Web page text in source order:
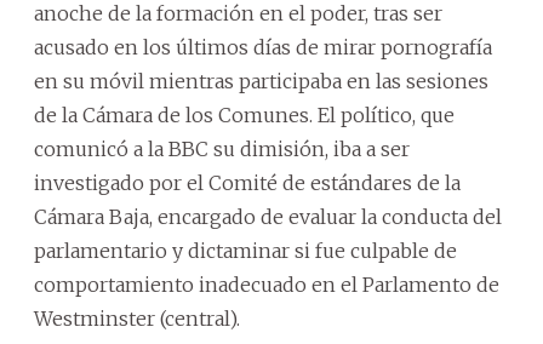
anoche de la formación en el poder, tras ser
acusado en los últimos días de mirar pornografía
en su móvil mientras participaba en las sesiones
de la Cámara de los Comunes. El político, que
comunicó a la BBC su dimisión, iba a ser
investigado por el Comité de estándares de la
Cámara Baja, encargado de evaluar la conducta del
parlamentario y dictaminar si fue culpable de
comportamiento inadecuado en el Parlamento de
Westminster (central).